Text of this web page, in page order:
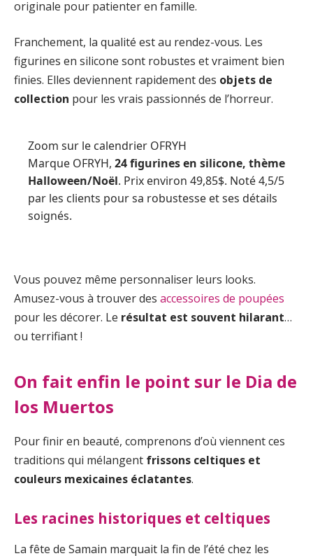
originale pour patienter en famille.
Franchement, la qualité est au rendez-vous. Les
figurines en silicone sont robustes et vraiment bien
finies. Elles deviennent rapidement des objets de
collection pour les vrais passionnés de l’horreur.
Zoom sur le calendrier OFRYH
Marque OFRYH, 24 figurines en silicone, thème
Halloween/Noël. Prix environ 49,85$. Noté 4,5/5
par les clients pour sa robustesse et ses détails
soignés.
Vous pouvez même personnaliser leurs looks.
Amusez-vous à trouver des accessoires de poupées
pour les décorer. Le résultat est souvent hilarant…
ou terrifiant !
On fait enfin le point sur le Dia de
los Muertos
Pour finir en beauté, comprenons d’où viennent ces
traditions qui mélangent frissons celtiques et
couleurs mexicaines éclatantes.
Les racines historiques et celtiques
La fête de Samain marquait la fin de l’été chez les